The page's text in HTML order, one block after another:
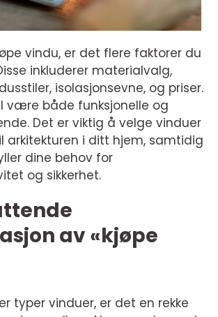
vindu, er det flere faktorer du
inkluderer materialvalg,
isolasjonsevne, og priser.
være både funksjonelle og
Det er viktig å velge vinduer
arkitekturen i ditt hjem, samtidig
dine behov for
og sikkerhet.
av «kjøpe
typer vinduer, er det en rekke